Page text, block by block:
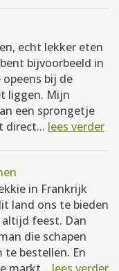
echt lekker eten
bijvoorbeeld in
bij de
liggen. Mijn
een sprongetje
direct... lees verder
in Frankrijk
land ons te bieden
feest. Dan
die schapen
bestellen. En